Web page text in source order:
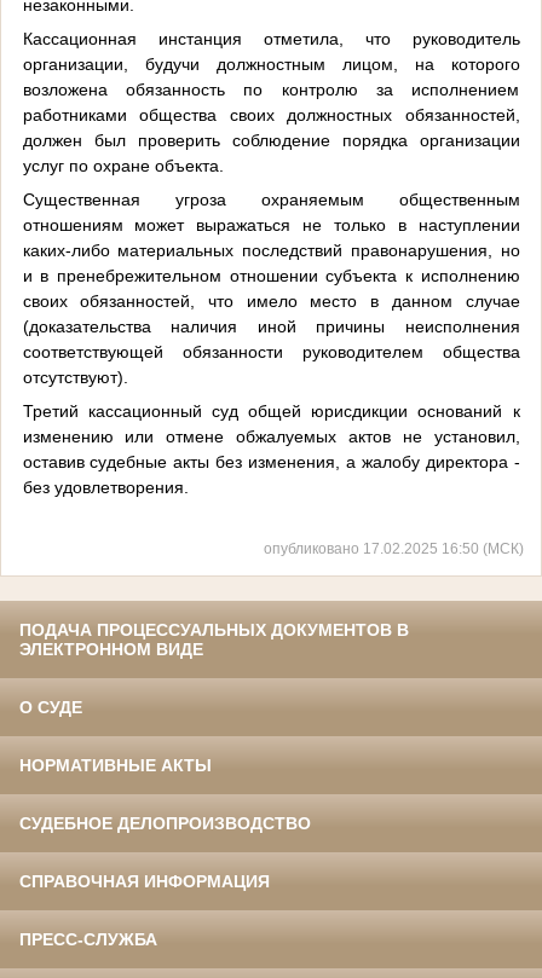
незаконными.
Кассационная инстанция отметила, что руководитель
организации, будучи должностным лицом, на которого
возложена обязанность по контролю за исполнением
работниками общества своих должностных обязанностей,
должен был проверить соблюдение порядка организации
услуг по охране объекта.
Существенная угроза охраняемым общественным
отношениям может выражаться не только в наступлении
каких-либо материальных последствий правонарушения, но
и в пренебрежительном отношении субъекта к исполнению
своих обязанностей, что имело место в данном случае
(доказательства наличия иной причины неисполнения
соответствующей обязанности руководителем общества
отсутствуют).
Третий кассационный суд общей юрисдикции оснований к
изменению или отмене обжалуемых актов не установил,
оставив судебные акты без изменения, а жалобу директора -
без удовлетворения.
опубликовано 17.02.2025 16:50 (МСК)
ПОДАЧА ПРОЦЕССУАЛЬНЫХ ДОКУМЕНТОВ В
ЭЛЕКТРОННОМ ВИДЕ
О СУДЕ
НОРМАТИВНЫЕ АКТЫ
СУДЕБНОЕ ДЕЛОПРОИЗВОДСТВО
СПРАВОЧНАЯ ИНФОРМАЦИЯ
ПРЕСС-СЛУЖБА